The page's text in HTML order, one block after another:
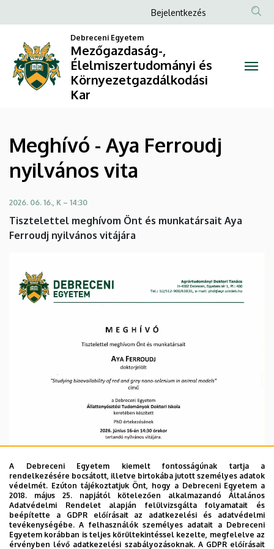
Aya
Ferroudj
vita
Mezőgazdaság-,
Élelmiszertudományi
és
Kar
a
Anonim
fiók
menüje
Bejelentkezés
Debreceni Egyetem
Mezőgazdaság-,
Élelmiszertudományi és
Környezetgazdálkodási
Kar
Meghívó - Aya Ferroudj
nyilvános vita
2026. 06. 16., K – 14:30
Tisztelettel meghívom Önt és munkatársait Aya
Ferroudj nyilvános vitájára
A Debreceni Egyetem kiemelt fontosságúnak tartja a
rendelkezésére bocsátott, illetve birtokába jutott személyes adatok
védelmét. Ezúton tájékoztatjuk Önt, hogy a Debreceni Egyetem a
2018. május 25. napjától kötelezően alkalmazandó Általános
Adatvédelmi Rendelet alapján felülvizsgálta folyamatait és
beépítette a GDPR előírásait az adatkezelési és adatvédelmi
tevékenységébe. A felhasználók személyes adatait a Debreceni
Egyetem korábban is teljes körültekintéssel kezelte, megfelelve az
érvényben lévő adatkezelési szabályozásoknak. A GDPR előírásait